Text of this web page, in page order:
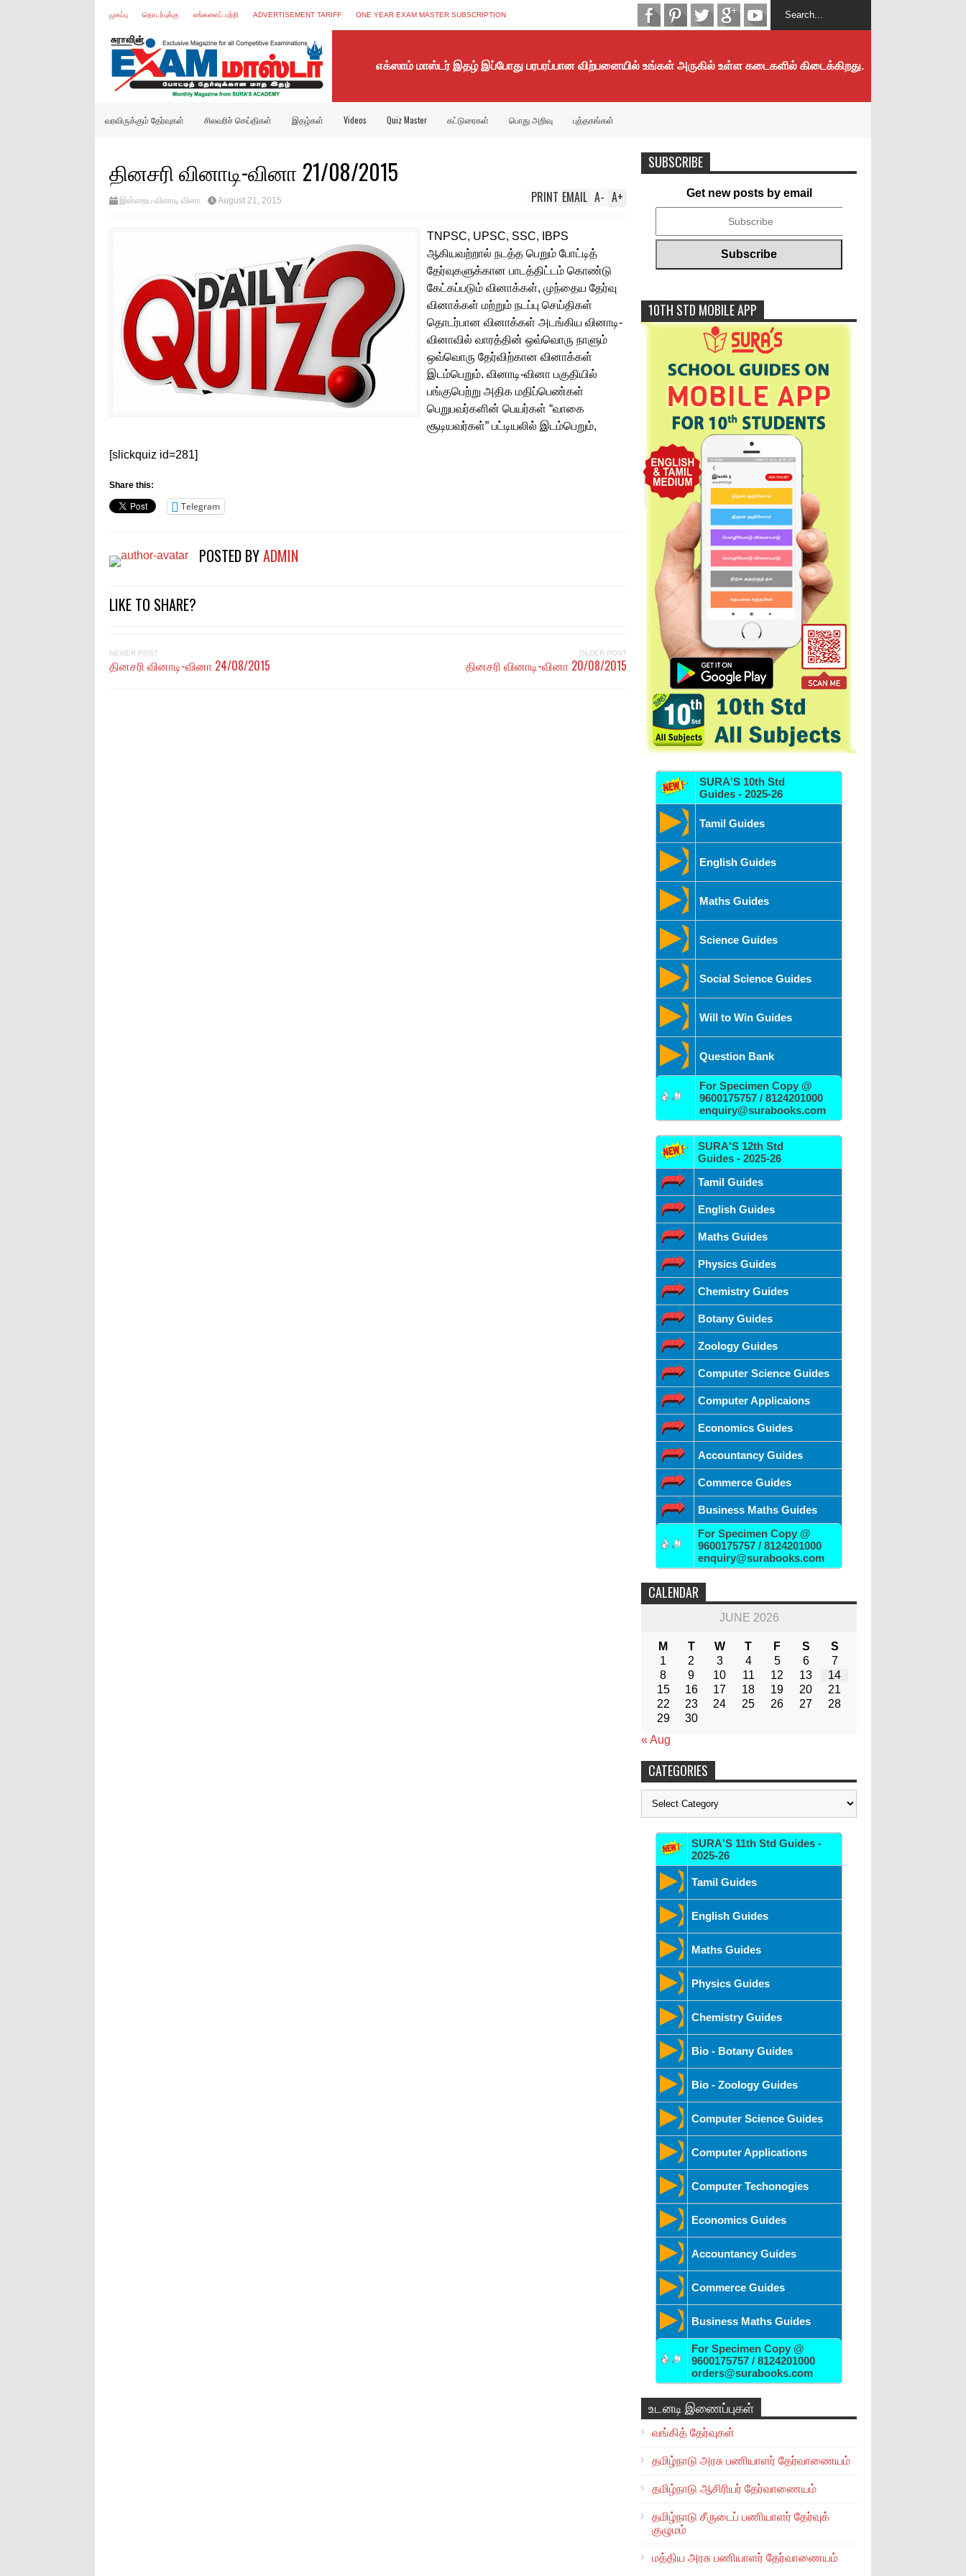
முகப்பு தொடர்புக்கு எங்களைப் பற்றி ADVERTISEMENT TARIFF ONE YEAR EXAM MASTER SUBSCRIPTION
எக்ஸாம் மாஸ்டர் இதழ் இப்போது பரபரப்பான விற்பனையில் உங்கள் அருகில் உள்ள கடைகளில் கிடைக்கிறது.
வரவிருக்கும் தேர்வுகள் சிலவரிச் செய்திகள் இதழ்கள் Videos Quiz Master கட்டுரைகள் பொது அறிவு புத்தகங்கள்
தினசரி வினாடி-வினா 21/08/2015
இன்றைய வினாடி வினா August 21, 2015 A+
A-
EMAIL
PRINT
TNPSC, UPSC, SSC, IBPS
ஆகியவற்றால் நடத்த பெறும் போட்டித்
தேர்வுகளுக்கான பாடத்திட்டம் கொண்டு
கேட்கப்படும் வினாக்கள், முந்தைய தேர்வு
வினாக்கள் மற்றும் நடப்பு செய்திகள்
தொடர்பான வினாக்கள் அடங்கிய வினாடி-
வினாவில் வாரத்தின் ஒவ்வொரு நாளும்
ஒவ்வொரு தேர்விற்கான வினாக்கள்
இடம்பெறும். வினாடி-வினா பகுதியில்
பங்குபெற்று அதிக மதிப்பெண்கள்
பெறுபவர்களின் பெயர்கள் “வாகை
சூடியவர்கள்” பட்டியலில் இடம்பெறும்,
[slickquiz id=281]
Share this:
Telegram
POSTED BYADMIN
LIKE TO SHARE?
NEWER POST
தினசரி வினாடி-வினா 24/08/2015
OLDER POST
தினசரி வினாடி-வினா 20/08/2015
SUBSCRIBE
Get new posts by email
10TH STD MOBILE APP
SURA'S 10th Std
Guides - 2025-26
Tamil Guides
English Guides
Maths Guides
Science Guides
Social Science Guides
Will to Win Guides
Question Bank
For Specimen Copy @
9600175757 / 8124201000
enquiry@surabooks.com
SURA'S 12th Std
Guides - 2025-26
Tamil Guides
English Guides
Maths Guides
Physics Guides
Chemistry Guides
Botany Guides
Zoology Guides
Computer Science Guides
Computer Applicaions
Economics Guides
Accountancy Guides
Commerce Guides
Business Maths Guides
For Specimen Copy @
9600175757 / 8124201000
enquiry@surabooks.com
CALENDAR
JUNE 2026
M T W T F S
S
1
2 3 4 5 6
7
8
9 10 11 12 13
14
15
16 17 18 19 20
21
22
23 24 25 26 27
28
29
30
« Aug
CATEGORIES
Categories
SURA'S 11th Std Guides -
2025-26
Tamil Guides
English Guides
Maths Guides
Physics Guides
Chemistry Guides
Bio - Botany Guides
Bio - Zoology Guides
Computer Science Guides
Computer Applications
Computer Techonogies
Economics Guides
Accountancy Guides
Commerce Guides
Business Maths Guides
For Specimen Copy @
9600175757 / 8124201000
orders@surabooks.com
உடனடி இணைப்புகள்
வங்கித் தேர்வுகள்
தமிழ்நாடு அரசு பணியாளர் தேர்வாணையம்
தமிழ்நாடு ஆசிரியர் தேர்வாணையம்
தமிழ்நாடு சீருடைப் பணியாளர் தேர்வுக்
குழுமம்
மத்திய அரசு பணியாளர் தேர்வாணையம்